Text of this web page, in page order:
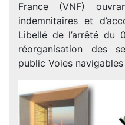
France (VNF)
indemnitaires et
Libellé de l’arrêté du
réorganisation des
public Voies